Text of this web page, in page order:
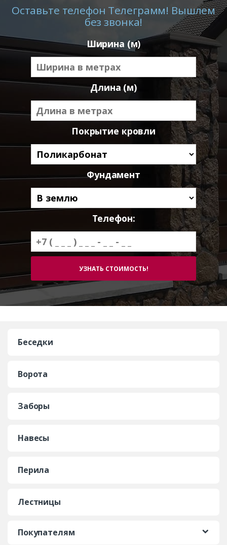
Оставьте телефон Телеграмм! Вышлем
без звонка!
Ширина (м)
Длина (м)
Покрытие кровли
Фундамент
Телефон:
Беседки
Ворота
Заборы
Навесы
Перила
Лестницы
Покупателям